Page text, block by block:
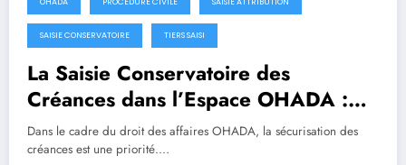
SAISIE CONSERVATOIRE TIERS SAISI
La Saisie Conservatoire des
Créances dans l’Espace OHADA :
De la Protection au Paiement Final
Dans le cadre du droit des affaires OHADA, la sécurisation des
créances est une priorité.…